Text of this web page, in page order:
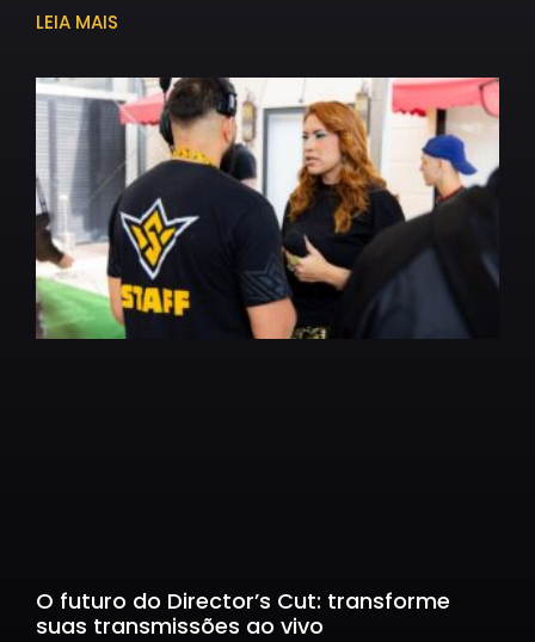
LEIA MAIS
O futuro do Director’s Cut: transforme
suas transmissões ao vivo